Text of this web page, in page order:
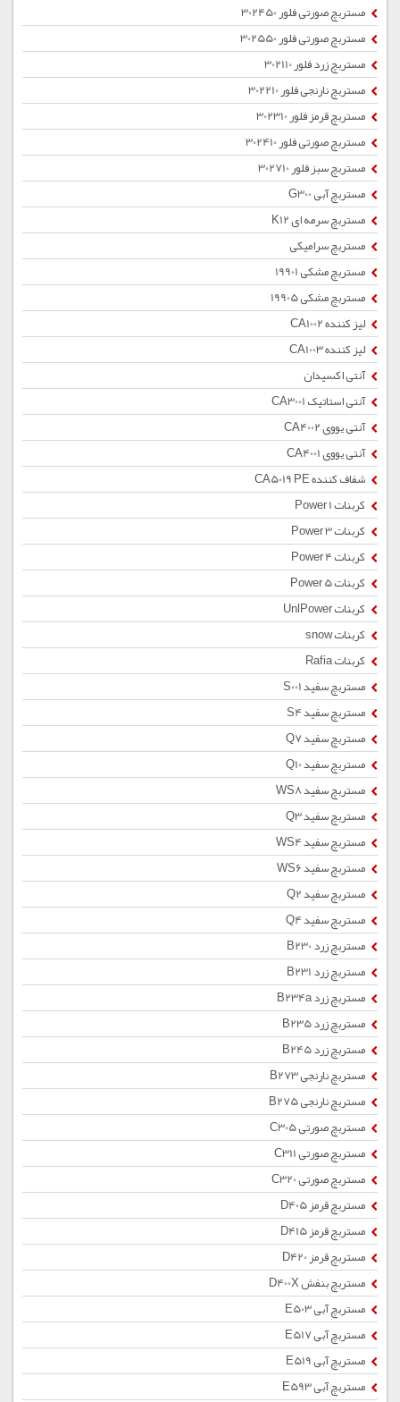
مستربچ صورتی فلور 302450
مستربچ صورتی فلور 302550
مستربچ زرد فلور 302110
مستربچ نارنجی فلور 302210
مستربچ قرمز فلور 302310
مستربچ صورتی فلور 302410
مستربچ سبز فلور 302710
مستربچ آبی G300
مستربچ سرمه ای K12
مستربچ سرامیکی
مستربچ مشکی 19901
مستربچ مشکی 19905
لیز کننده CA1002
لیز کننده CA1003
آنتی اکسیدان
آنتی استاتیک CA3001
آنتی یووی CA4002
آنتی یووی CA4001
شفاف کننده CA5019 PE
کربنات Power 1
کربنات Power 3
کربنات Power 4
کربنات Power 5
کربنات UnlPower
کربنات snow
کربنات Rafia
مستربچ سفید S001
مستربچ سفید S4
مستربچ سفید Q7
مستربچ سفید Q10
مستربچ سفید WS8
مستربچ سفید Q3
مستربچ سفید WS4
مستربچ سفید WS6
مستربچ سفید Q2
مستربچ سفید Q4
مستربچ زرد B230
مستربچ زرد B231
مستربچ زرد B234a
مستربچ زرد B235
مستربچ زرد B245
مستربچ نارنجی B273
مستربچ نارنجی B275
مستربچ صورتی C305
مستربچ صورتی C311
مستربچ صورتی C320
مستربچ قرمز D405
مستربچ قرمز D415
مستربچ قرمز D420
مستربچ بنفش D400X
مستربچ آبی E503
مستربچ آبی E517
مستربچ آبی E519
مستربچ آبی E593